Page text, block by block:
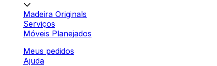
Madeira Originals
Serviços
Móveis Planejados
Meus pedidos
Ajuda